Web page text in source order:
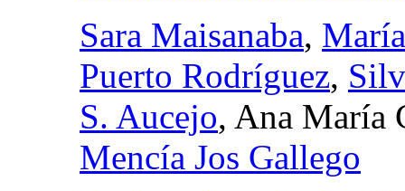
Sara Maisanaba,
Puerto Rodríguez,
S. Aucejo, Ana María
Mencía Jos Gallego